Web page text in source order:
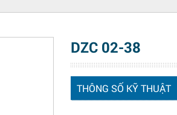
DZC 02-38
THÔNG SỐ KỸ THUẬT